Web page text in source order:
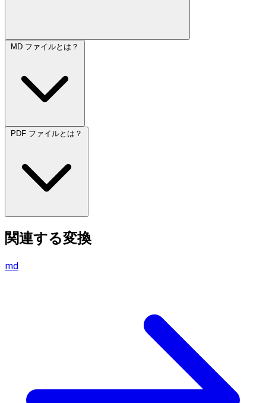
MD ファイルとは？
PDF ファイルとは？
関連する変換
md